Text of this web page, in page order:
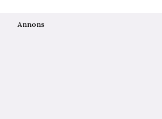
Annons